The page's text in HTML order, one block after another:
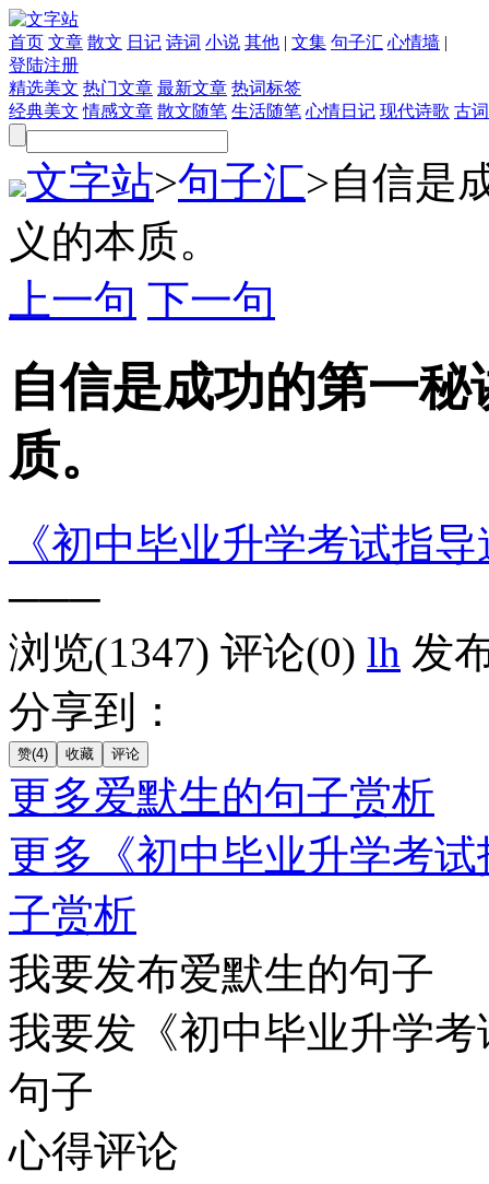
首页 文章 散文 日记 诗词 小说 其他 | 文集 句子汇 心情墙 |
登陆注册
精选美文 热门文章 最新文章 热词标签
经典美文 情感文章 散文随笔 生活随笔 心情日记 现代诗歌 古
文字站>句子汇>自信是
义的本质。
上一句 下一句
自信是成功的第一
质。
《初中毕业升学考试指
───
浏览(1347) 评论(0) lh 发
分享到：
更多爱默生的句子赏析
更多《初中毕业升学考
子赏析
我要发布爱默生的句子
我要发《初中毕业升学
句子
心得评论